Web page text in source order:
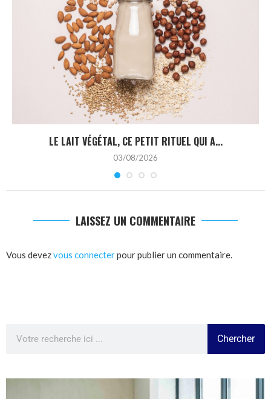
LE LAIT VÉGÉTAL, CE PETIT RITUEL QUI A...
03/08/2026
LAISSEZ UN COMMENTAIRE
Vous devezvous connecterpour publier un commentaire.
Chercher